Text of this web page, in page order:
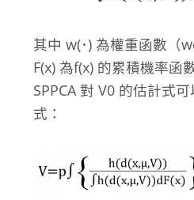
其中 w(･) 為權重函數（
F(x) 為f(x) 的累積機率函
SPPCA 對 V0 的估計式
式：